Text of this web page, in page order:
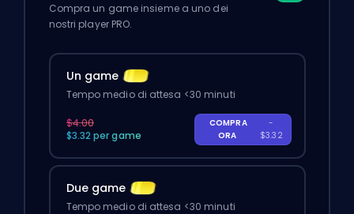
Compra un game insieme a uno dei
nostri player PRO.
Un game
Tempo medio di attesa <30 minuti
$4.00
$3.32 per game
COMPRA
ORA
-
$3.32
Due game
Tempo medio di attesa <30 minuti